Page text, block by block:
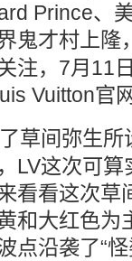
Prince、
鬼才村上隆
注，7月11
Vuitton官网
草间弥生
LV这次可
看看这次草
和大红色为
点沿袭了“